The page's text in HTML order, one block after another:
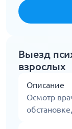
Выезд
взрослых
Описание
Осмотр